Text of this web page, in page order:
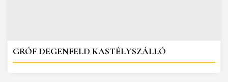
GRÓF DEGENFELD KASTÉLYSZÁLLÓ